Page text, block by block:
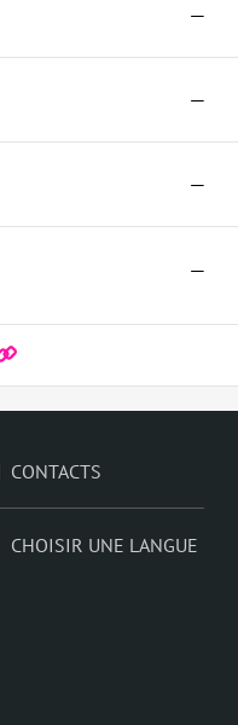
—
—
—
—
CONTACTS
CHOISIR UNE LANGUE